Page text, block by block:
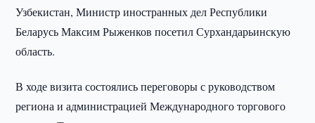
Узбекистан, Министр иностранных дел Республики
Беларусь Максим Рыженков посетил Сурхандарьинскую
область.
В ходе визита состоялись переговоры с руководством
региона и администрацией Международного торгового